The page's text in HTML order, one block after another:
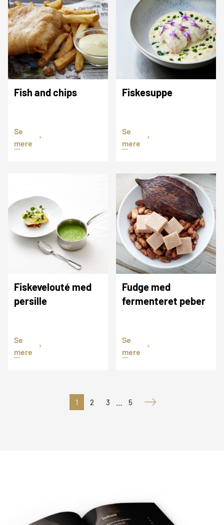
Fish and chips
Se
mere
Fiskesuppe
Se
mere
Fiskevelouté med
persille
Se
mere
Fudge med
fermenteret peber
Se
mere
1 2 3 5